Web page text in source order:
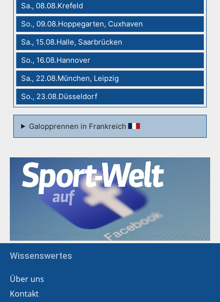
Sa., 08.08.Krefeld
So., 09.08.Hoppegarten, Cuxhaven
Sa., 15.08.Halle, Saarbrücken
So., 16.08.Hannover
Sa., 22.08.München, Leipzig
So., 23.08.Düsseldorf
Galopprennen in Frankreich
Wissenswertes
Über uns
Kontakt